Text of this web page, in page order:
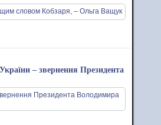
– звернення Президента